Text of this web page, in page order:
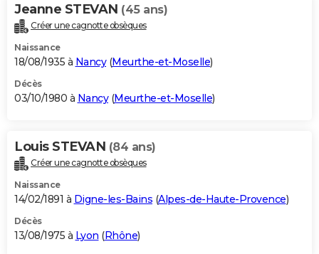
Jeanne STEVAN (45 ans)
Créer une cagnotte obsèques
Naissance
18/08/1935 à Nancy(Meurthe-et-Moselle)
Décès
03/10/1980 à Nancy(Meurthe-et-Moselle)
Louis STEVAN (84 ans)
Créer une cagnotte obsèques
Naissance
14/02/1891 à Digne-les-Bains (Alpes-de-Haute-Provence)
Décès
13/08/1975 à Lyon (Rhône)